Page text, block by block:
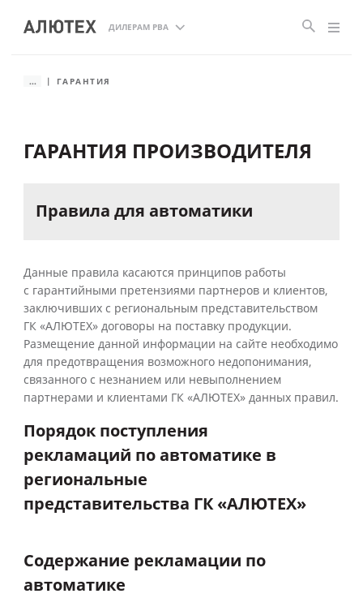
ДИЛЕРАМ РВА
... ГАРАНТИЯ
ГАРАНТИЯ ПРОИЗВОДИТЕЛЯ
Правила для автоматики
Данные правила касаются принципов работы
с гарантийными претензиями партнеров и клиентов,
заключивших с региональным представительством
ГК «АЛЮТЕХ» договоры на поставку продукции.
Размещение данной информации на сайте необходимо
для предотвращения возможного недопонимания,
связанного с незнанием или невыполнением
партнерами и клиентами ГК «АЛЮТЕХ» данных правил.
Порядок поступления
рекламаций поавтоматике в
региональные
представительства ГК «АЛЮТЕХ»
Содержание рекламации по
автоматике